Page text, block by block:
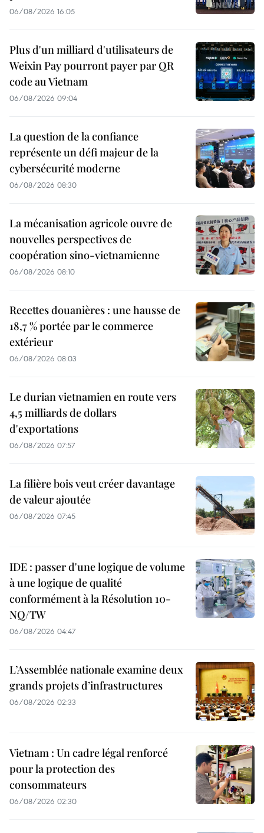
06/08/2026 16:05
Plus d'un milliard d'utilisateurs de
Weixin Pay pourront payer par QR
code au Vietnam
06/08/2026 09:04
La question de la confiance
représente un défi majeur de la
cybersécurité moderne
06/08/2026 08:30
La mécanisation agricole ouvre de
nouvelles perspectives de
coopération sino-vietnamienne
06/08/2026 08:10
Recettes douanières : une hausse de
18,7 % portée par le commerce
extérieur
06/08/2026 08:03
Le durian vietnamien en route vers
4,5 milliards de dollars
d'exportations
06/08/2026 07:57
La filière bois veut créer davantage
de valeur ajoutée
06/08/2026 07:45
IDE : passer d'une logique de volume
à une logique de qualité
conformément à la Résolution 10-
NQ/TW
06/08/2026 04:47
L’Assemblée nationale examine deux
grands projets d’infrastructures
06/08/2026 02:33
Vietnam : Un cadre légal renforcé
pour la protection des
consommateurs
06/08/2026 02:30